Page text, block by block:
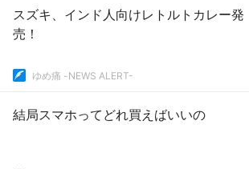
スズキ、インド人向けレトルトカレー発
売！
ゆめ痛 -NEWS ALERT-
結局スマホってどれ買えばいいの